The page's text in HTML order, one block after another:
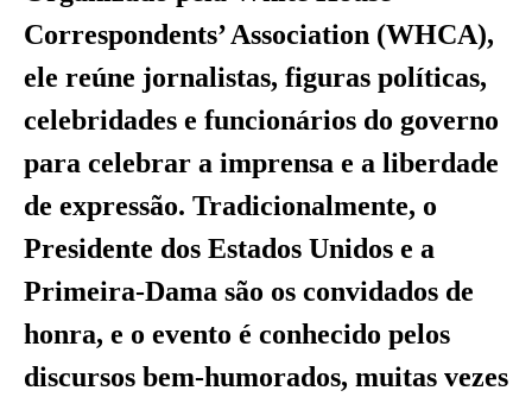
Correspondents’ Association (WHCA),
ele reúne jornalistas, figuras políticas,
celebridades e funcionários do governo
para celebrar a imprensa e a liberdade
de expressão. Tradicionalmente, o
Presidente dos Estados Unidos e a
Primeira-Dama são os convidados de
honra, e o evento é conhecido pelos
discursos bem-humorados, muitas vezes